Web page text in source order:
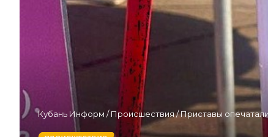
Кубань Информ /Происшествия/Приставы